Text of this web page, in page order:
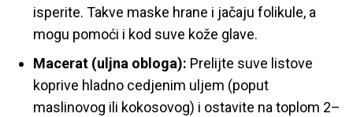
isperite. Takve maske hrane i jačaju folikule, a
mogu pomoći i kod suve kože glave.
Macerat (uljna obloga): Prelijte suve listove
koprive hladno cedjenim uljem (poput
maslinovog ili kokosovog) i ostavite na toplom 2–